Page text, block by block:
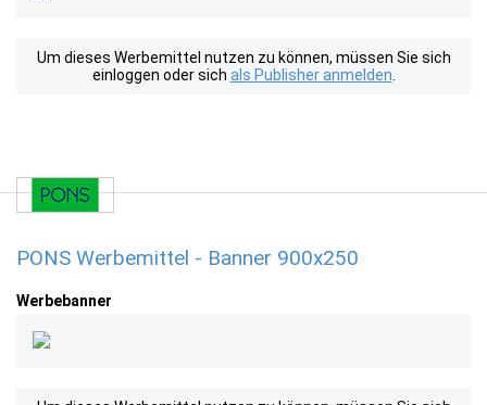
Um dieses Werbemittel nutzen zu können, müssen Sie sich
einloggen oder sich als Publisher anmelden
PONS Werbemittel - Banner 900x250
Werbebanner